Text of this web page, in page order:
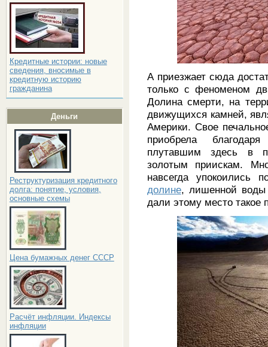
Кредитные истории: новые
сведения, вносимые в
кредитную историю
гражданина
Деньги
Реструктуризация кредитного
долга: понятие, условия,
основные схемы
Цена бумажных денег СССР
Расчёт инфляции. Индексы
инфляции
А приезжает сюда
только с феноменом
Долина смерти, на
движущихся камней,
Америки. Свое
приобрела
плутавшим здесь в
золотым приискам.
навсегда
долине, лишенной воды
дали этому место такое